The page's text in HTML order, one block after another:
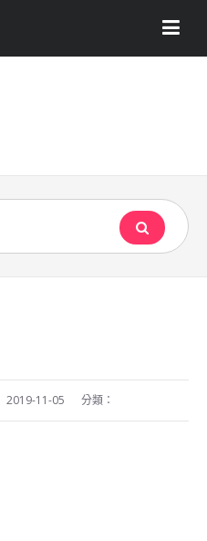
2019-11-05 分類：